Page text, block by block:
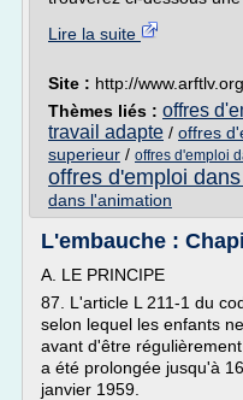
Lire la suite
Site : http://www.arftlv.org
Thèmes liés : offres
travail adapte / offres
superieur / offres d'emploi
offres d'emploi dans
dans l'animation
L'embauche :
A. LE PRINCIPE
87. L'article L 211-1 du
selon lequel les enfants
avant d'être
a été prolongée jusqu'à
janvier 1959.